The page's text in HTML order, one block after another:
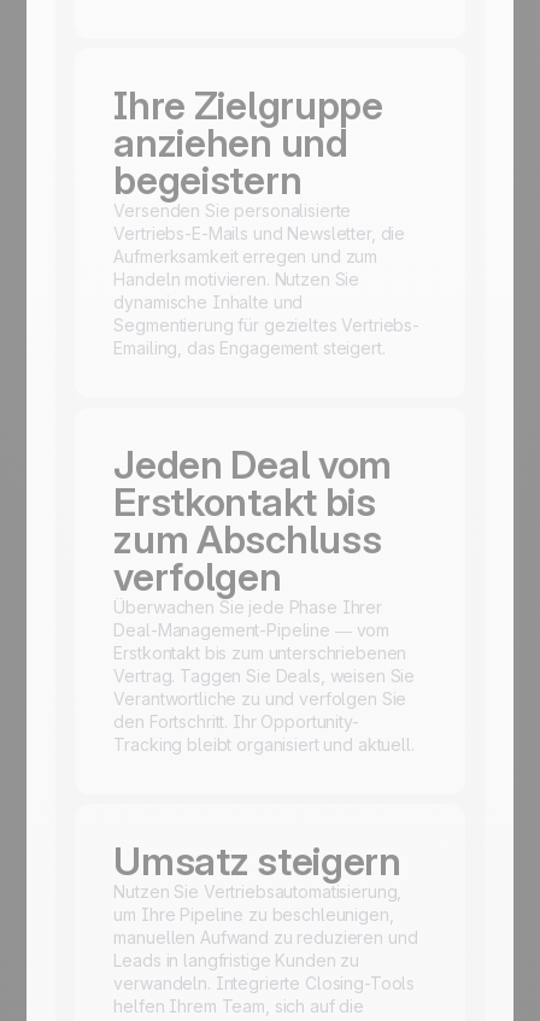
Ihre Zielgruppe
anziehen und
begeistern
Versenden Sie personalisierte
Vertriebs-E-Mails und Newsletter, die
Aufmerksamkeit erregen und zum
Handeln motivieren. Nutzen Sie
dynamische Inhalte und
Segmentierung für gezieltes Vertriebs-
Emailing, das Engagement steigert.
Jeden Deal vom
Erstkontakt bis
zum Abschluss
verfolgen
Überwachen Sie jede Phase Ihrer
Deal-Management-Pipeline — vom
Erstkontakt bis zum unterschriebenen
Vertrag. Taggen Sie Deals, weisen Sie
Verantwortliche zu und verfolgen Sie
den Fortschritt. Ihr Opportunity-
Tracking bleibt organisiert und aktuell.
Umsatz steigern
Nutzen Sie Vertriebsautomatisierung,
um Ihre Pipeline zu beschleunigen,
manuellen Aufwand zu reduzieren und
Leads in langfristige Kunden zu
verwandeln. Integrierte Closing-Tools
helfen Ihrem Team, sich auf die